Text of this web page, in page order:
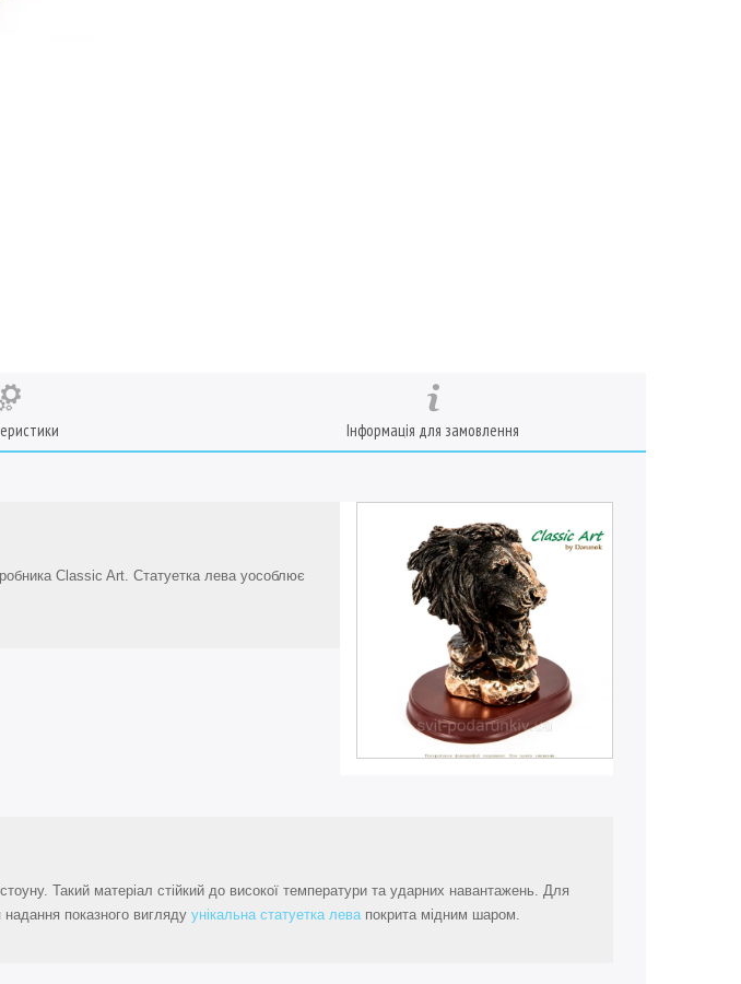
Інформація для замовлення
Classic Art. Статуетка лева уособлює
Такий матеріал стійкий до високої температури та ударних навантажень. Для
надання показного вигляду унікальна статуетка левапокрита мідним шаром.